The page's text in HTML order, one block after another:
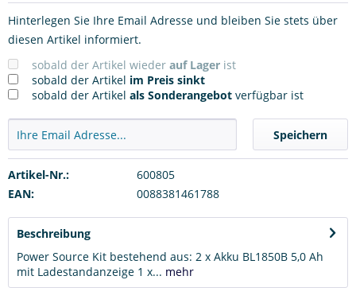
Hinterlegen Sie Ihre Email Adresse und bleiben Sie stets über
diesen Artikel informiert.
sobald der Artikel wieder auf Lager ist
sobald der Artikel im Preis sinkt
sobald der Artikel als Sonderangebot verfügbar ist
Speichern
Artikel-Nr.:
600805
EAN:
0088381461788
Beschreibung
Power Source Kit bestehend aus: 2 x Akku BL1850B 5,0 Ah
mit Ladestandanzeige 1 x... mehr